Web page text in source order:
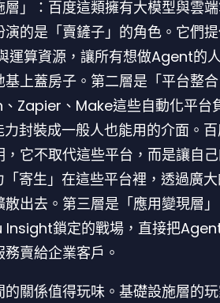
層」：百度這類擁有大模型與雲
演的是「賣鏟子」的角色。它們
運算資源，讓所有想做Agent的
基上蓋房子。第二層是「平台整合
Zapier、Make這些自動化平台
封裝成一般人也能用的介面。
，它不取代這些平台，而是讓自
寄生」在這些平台裡，透過廣
散出去。第三層是「應用變現層
Insight鎖定的戰場，直接把
賣給企業客戶。
的關係值得玩味。基礎設施層的